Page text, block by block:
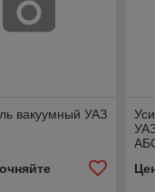
вакуумный УАЗ